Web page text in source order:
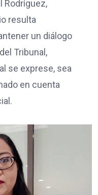
Rodríguez,
resulta
un diálogo
Tribunal,
se exprese, sea
en cuenta